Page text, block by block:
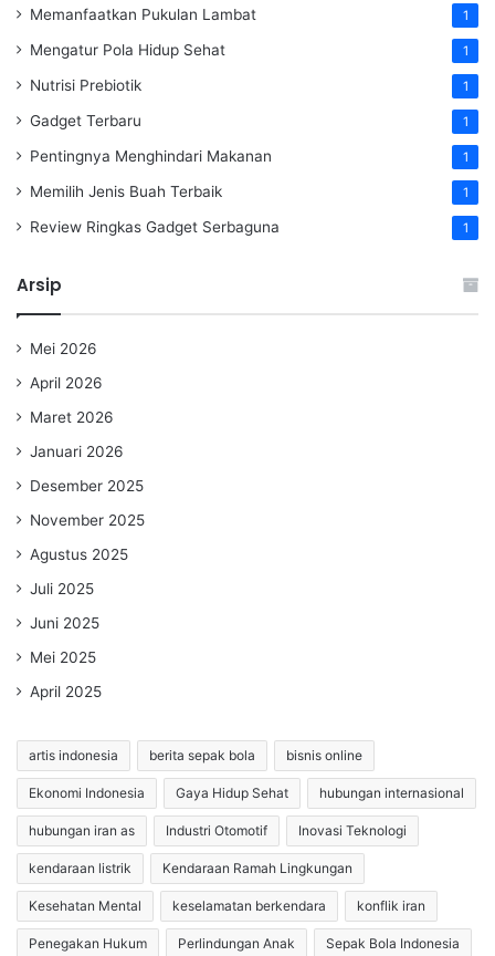
Memanfaatkan Pukulan Lambat 1
Mengatur Pola Hidup Sehat 1
Nutrisi Prebiotik 1
Gadget Terbaru 1
Pentingnya Menghindari Makanan 1
Memilih Jenis Buah Terbaik 1
Review Ringkas Gadget Serbaguna 1
Arsip
Mei 2026
April 2026
Maret 2026
Januari 2026
Desember 2025
November 2025
Agustus 2025
Juli 2025
Juni 2025
Mei 2025
April 2025
artis indonesia berita sepak bola bisnis online
Ekonomi Indonesia Gaya Hidup Sehat hubungan internasional
hubungan iran as Industri Otomotif Inovasi Teknologi
kendaraan listrik Kendaraan Ramah Lingkungan
Kesehatan Mental keselamatan berkendara konflik iran
Penegakan Hukum Perlindungan Anak Sepak Bola Indonesia